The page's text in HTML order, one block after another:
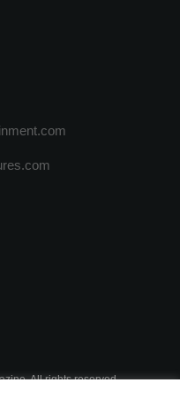
All rights reserved.